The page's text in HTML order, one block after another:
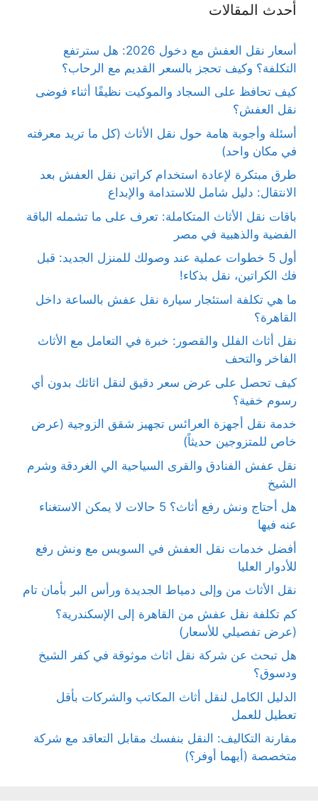
أحدث المقالات
أسعار نقل العفش مع دخول 2026: هل سترتفع
التكلفة؟ وكيف تحجز بالسعر القديم مع الرحاب؟
كيف تحافظ على السجاد والموكيت نظيفًا أثناء فوضى
نقل العفش؟
أسئلة وأجوبة هامة حول نقل الأثاث (كل ما تريد معرفته
في مكان واحد)
طرق مبتكرة لإعادة استخدام كراتين نقل العفش بعد
الانتقال: دليل شامل للاستدامة والإبداع
باقات نقل الأثاث المتكاملة: تعرف على ما تشمله الباقة
الفضية والذهبية في مصر
أول 5 خطوات عملية عند وصولك للمنزل الجديد: قبل
فك الكراتين، نقل بذكاء!
ما هي تكلفة استئجار سيارة نقل عفش بالساعة داخل
القاهرة؟
نقل أثاث الفلل والقصور: خبرة في التعامل مع الأثاث
الفاخر والتحف
كيف تحصل على عرض سعر دقيق لنقل اثاثك بدون أي
رسوم خفية؟
خدمة نقل أجهزة العرائس تجهيز شقق الزوجية (عرض
خاص للمتزوجين حديثاً)
نقل عفش الفنادق والقرى السياحية الي الغردقة وشرم
الشيخ
هل أحتاج ونش رفع أثاث؟ 5 حالات لا يمكن الاستغناء
عنه فيها
أفضل خدمات نقل العفش في السويس مع ونش رفع
للأدوار العليا
نقل الأثاث من وإلى دمياط الجديدة ورأس البر بأمان تام
كم تكلفة نقل عفش من القاهرة إلى الإسكندرية؟
(عرض تفصيلي للأسعار)
هل تبحث عن شركة نقل اثاث موثوقة في كفر الشيخ
ودسوق؟
الدليل الكامل لنقل أثاث المكاتب والشركات بأقل
تعطيل للعمل
مقارنة التكاليف: النقل بنفسك مقابل التعاقد مع شركة
متخصصة (أيهما أوفر؟)